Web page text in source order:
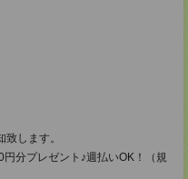
します。
分プレゼント♪週払いOK！（規